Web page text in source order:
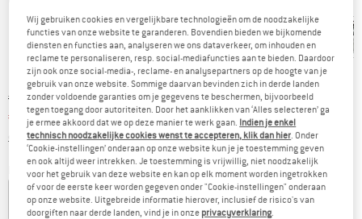
Oorspronkelijke prijs :
€ 54,95
Prijs:
€ 43,96 incl. BTW
excl. VerzendkostenInformatie over de verzendkosten. Opent in een
Kleur:Midnight Plum
Wij gebruiken cookies en vergelijkbare technologieën om de noodzakelijke
functies van onze website te garanderen. Bovendien bieden we bijkomende
diensten en functies aan, analyseren we ons dataverkeer, om inhouden en
reclame te personaliseren, resp. social-mediafuncties aan te bieden. Daardoor
zijn ook onze social-media-, reclame- en analysepartners op de hoogte van je
gebruik van onze website. Sommige daarvan bevinden zich in derde landen
zonder voldoende garanties om je gegevens te beschermen, bijvoorbeeld
tegen toegang door autoriteiten. Door het aanklikken van ‘Alles selecteren’ ga
je ermee akkoord dat we op deze manier te werk gaan. Indien je enkel
technisch noodzakelijke cookies wenst te accepteren, klik dan hier . Onder
‘Cookie-instellingen’ onderaan op onze website kun je je toestemming geven
en ook altijd weer intrekken. Je toestemming is vrijwillig, niet noodzakelijk
voor het gebruik van deze website en kan op elk moment worden ingetrokken
of voor de eerste keer worden gegeven onder "Cookie-instellingen" onderaan
op onze website. Uitgebreide informatie hierover, inclusief de risico's van
doorgiften naar derde landen, vind je in onze privacyverklaring